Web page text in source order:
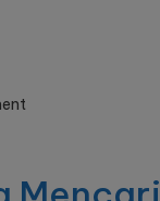
Sekolah